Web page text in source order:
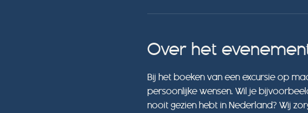
Over het
Bij het boeken van een excursie op
persoonlijke wensen. Wil je
nooit gezien hebt in Nederland? Wij